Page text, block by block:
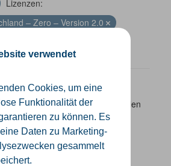
verwendet
Cookies, um eine
Funktionalität der
zu können. Es
Daten zu Marketing-
gesammelt
Lizenzen:
– Zero – Version 2.0
eine Darstellung der Schulen
Angaben zu Schulform,
Pausenzeiten und Schulträger.